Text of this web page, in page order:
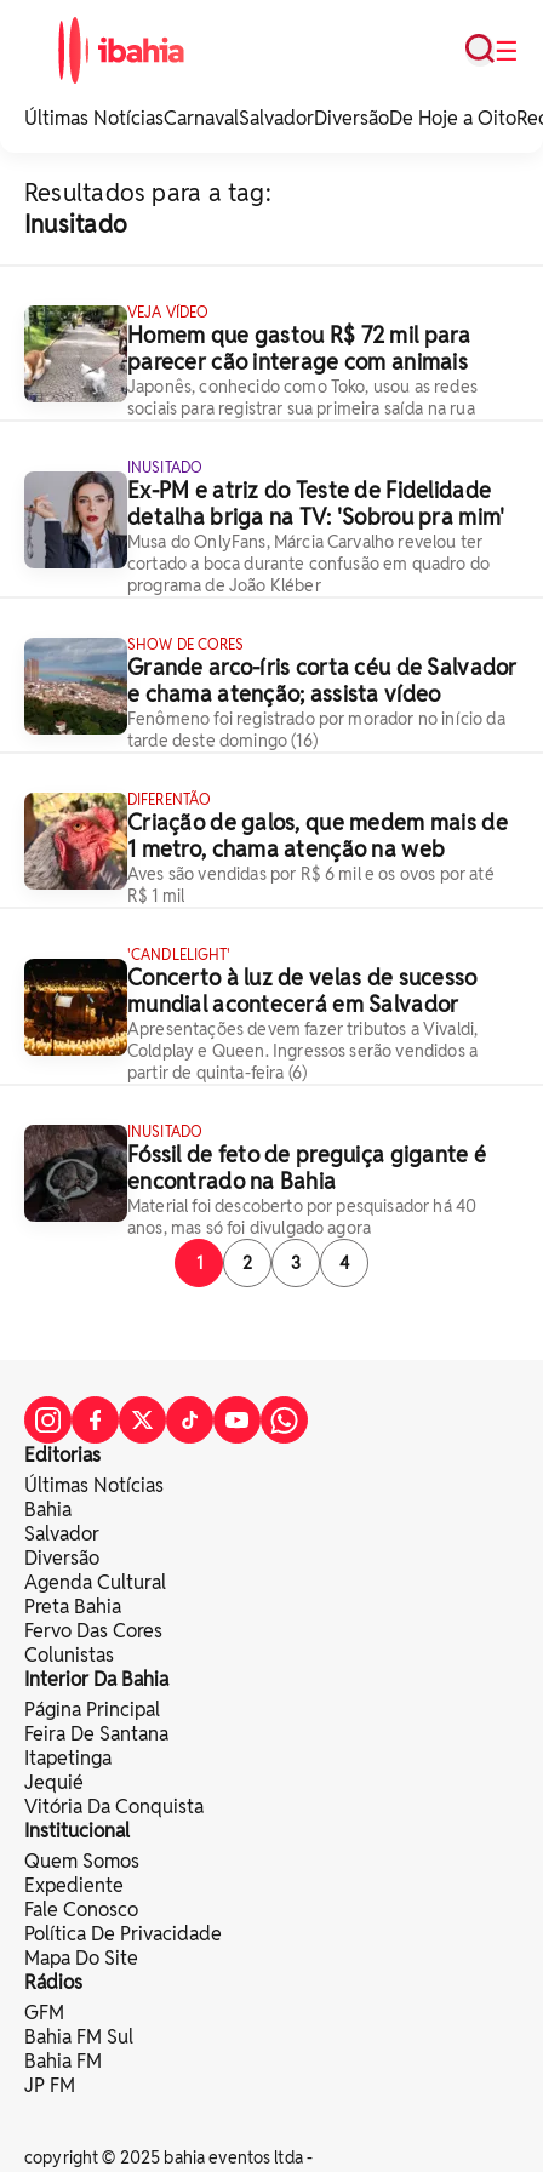
noticias e
☰
Busca
Últimas NotíciasCarnavalSalvadorDiversãoDe Hoje a Oito
Resultados para a tag:
Inusitado
VEJA VÍDEO
Homem que gastou R$ 72 mil para
parecer cão interage com animais
Japonês, conhecido como Toko, usou as redes
sociais para registrar sua primeira saída na rua
INUSITADO
Ex-PM e atriz do Teste de Fidelidade
detalha briga na TV: 'Sobrou pra mim'
Musa do OnlyFans, Márcia Carvalho revelou ter
cortado a boca durante confusão em quadro do
programa de João Kléber
SHOW DE CORES
Grande arco-íris corta céu de Salvador
e chama atenção; assista vídeo
Fenômeno foi registrado por morador no início da
tarde deste domingo (16)
DIFERENTÃO
Criação de galos, que medem mais de
1 metro, chama atenção na web
Aves são vendidas por R$ 6 mil e os ovos por até
R$ 1 mil
'CANDLELIGHT'
Concerto à luz de velas de sucesso
mundial acontecerá em Salvador
Apresentações devem fazer tributos a Vivaldi,
Coldplay e Queen. Ingressos serão vendidos a
partir de quinta-feira (6)
INUSITADO
Fóssil de feto de preguiça gigante é
encontrado na Bahia
Material foi descoberto por pesquisador há 40
anos, mas só foi divulgado agora
1
2 3 4
Editorias
Últimas Notícias
Bahia
Salvador
Diversão
Agenda Cultural
Preta Bahia
Fervo Das Cores
Colunistas
Interior Da Bahia
Página Principal
Feira De Santana
Itapetinga
Jequié
Vitória Da Conquista
Institucional
Quem Somos
Expediente
Fale Conosco
Política De Privacidade
Mapa Do Site
Rádios
GFM
Bahia FM Sul
Bahia FM
JP FM
copyright © 2025 bahia eventos ltda -